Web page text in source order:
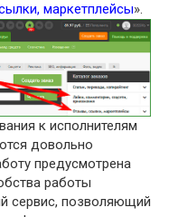
маркетплейсы».
к исполнителям
довольно
предусмотрена
работы
сервис, позволяющий